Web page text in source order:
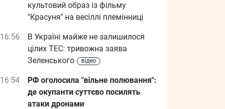
культовий образ із фільму
"Красуня" на весіллі племінниці
16:56
В Україні майже не залишилося
цілих ТЕС: тривожна заява
Зеленського
відео
16:54
РФ оголосила "вільне полювання":
де окупанти суттєво посилять
атаки дронами